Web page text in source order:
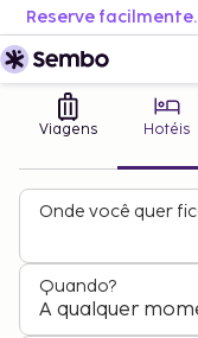
Viagens Hotéis
Onde você quer
Quando?
A qualquer